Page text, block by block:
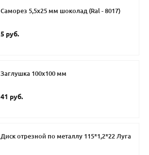
Саморез 5,5х25 мм шоколад (Ral - 8017)
5 руб.
Заглушка 100х100 мм
41 руб.
Диск отрезной по металлу 115*1,2*22 Луга